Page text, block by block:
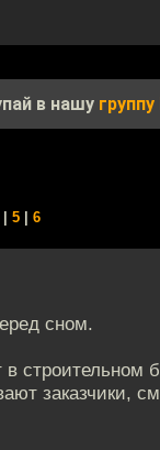
в нашу
| 5 6
сном.
в строительном
заказчики,